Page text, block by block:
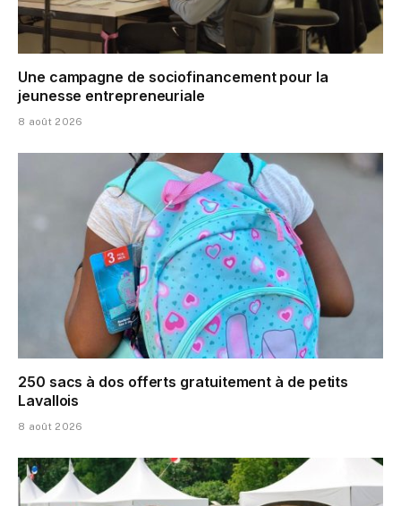
Une campagne de sociofinancement pour la
jeunesse entrepreneuriale
8 août 2026
250 sacs à dos offerts gratuitement à de petits
Lavallois
8 août 2026